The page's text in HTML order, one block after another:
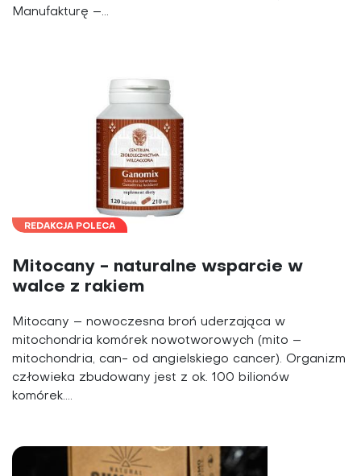
Manufakturę –...
REDAKCJA POLECA
Mitocany - naturalne wsparcie w
walce z rakiem
Mitocany – nowoczesna broń uderzająca w
mitochondria komórek nowotworowych (mito –
mitochondria, can- od angielskiego cancer). Organizm
człowieka zbudowany jest z ok. 100 bilionów
komórek....